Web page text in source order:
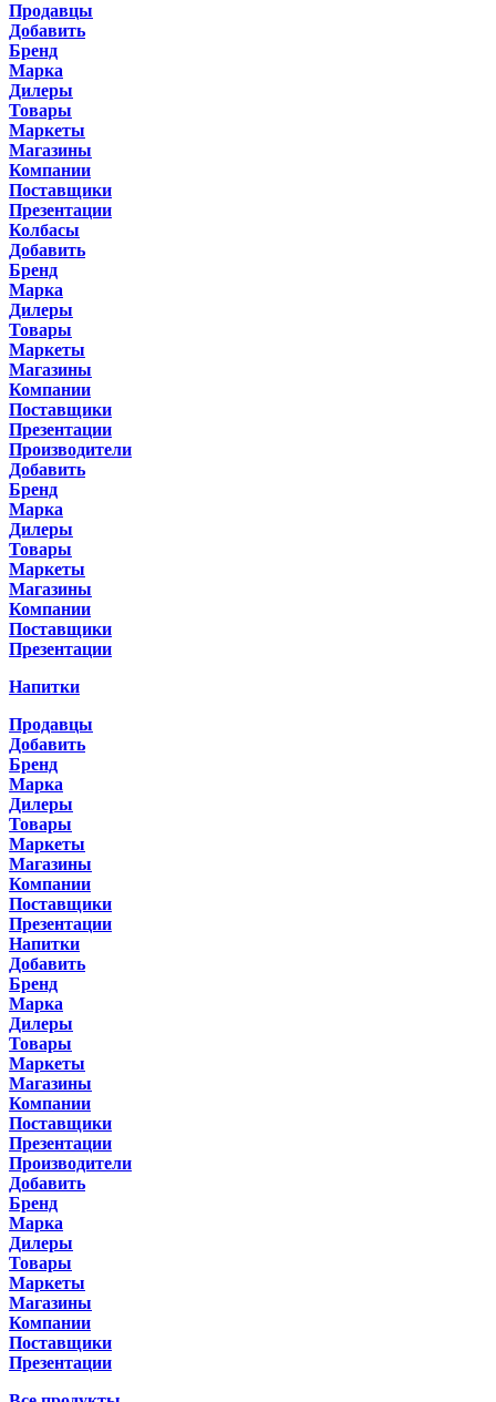
Продавцы
Добавить
Бренд
Марка
Дилеры
Товары
Маркеты
Магазины
Компании
Поставщики
Презентации
Колбасы
Добавить
Бренд
Марка
Дилеры
Товары
Маркеты
Магазины
Компании
Поставщики
Презентации
Производители
Добавить
Бренд
Марка
Дилеры
Товары
Маркеты
Магазины
Компании
Поставщики
Презентации
Напитки
Продавцы
Добавить
Бренд
Марка
Дилеры
Товары
Маркеты
Магазины
Компании
Поставщики
Презентации
Напитки
Добавить
Бренд
Марка
Дилеры
Товары
Маркеты
Магазины
Компании
Поставщики
Презентации
Производители
Добавить
Бренд
Марка
Дилеры
Товары
Маркеты
Магазины
Компании
Поставщики
Презентации